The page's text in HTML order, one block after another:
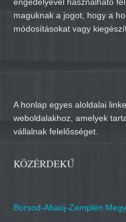
engedélyével használható
maguknak a jogot, hogy a
módosításokat vagy
A honlap egyes aloldalai
weboldalakhoz, amelyek
vállalnak felelősséget.
KÖZÉRDEKŰ
Borsod-Abaúj-Zemplén